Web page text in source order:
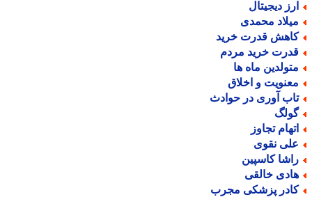
دیجیتال
محمدی
قدرت خرید
خرید مردم
ماه ها
و اخلاق
آوری در حوادث
تجاوز
نقوی
کاسپین
خالقی
پزشکی مجرب